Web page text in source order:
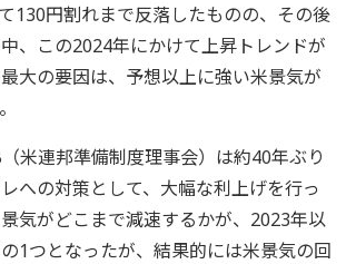
130円割れまで反落したものの、その後
、この2024年にかけて上昇トレンドが
大の要因は、予想以上に強い米景気が
米連邦準備制度理事会）は約40年ぶり
への対策として、大幅な利上げを行っ
気がどこまで減速するかが、2023年以
1つとなったが、結果的には米景気の回